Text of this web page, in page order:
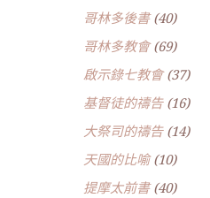
哥林多後書(40)
哥林多教會(69)
啟示錄七教會(37)
基督徒的禱告(16)
大祭司的禱告(14)
天國的比喻(10)
提摩太前書(40)